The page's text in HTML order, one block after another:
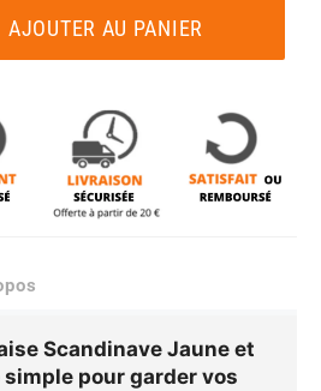
AJOUTER AU PANIER
Scandinave Jaune et
pour garder vos